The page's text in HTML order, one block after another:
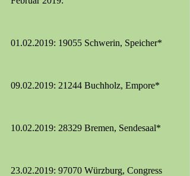
01.02.2019: 19055 Schwerin, Speicher*
09.02.2019: 21244 Buchholz, Empore*
10.02.2019: 28329 Bremen, Sendesaal*
23.02.2019: 97070 Würzburg, Congress